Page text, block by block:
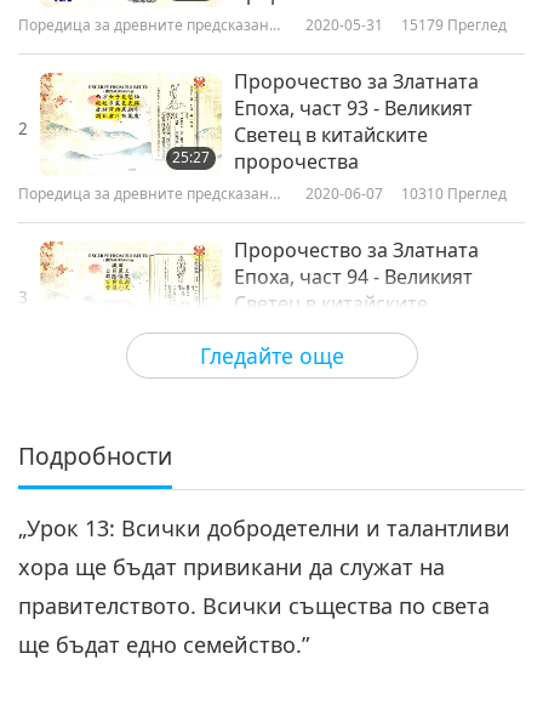
Гледайте още
Поредица за древните предсказания
2020-05-31 15179 Преглед
2
25:27
Пророчество за Златната
Епоха, част 93 - Великият
Светец в китайските
пророчества
Поредица за древните предсказания
2020-06-07 10310 Преглед
3
Пророчество за Златната
Епоха, част 94 - Великият
Светец в китайските
пророчества
Поредица за древните предсказания
за нашата планета
2020-06-14 9762
4
24:27
пророчества
Поредица за древните предсказания
2020-06-21 9601Преглед
Пророчество за Златната
Епоха, част 96 - Великият
Светец в китайските
Подробности
„Урок 13: Всички добродетелни и талантливи
хора ще бъдат привикани да служат на
правителството. Всички същества по света
ще бъдат едно семейство.”